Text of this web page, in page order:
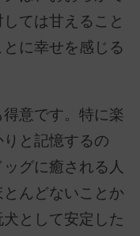
ては甘えること
に幸せを感じる
意です。特に楽
と記憶するの
グに癒される人
んどないことか
として安定した